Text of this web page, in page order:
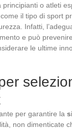
o atleti
il tipo di sport
Infatti,
e può
le ultime
per garantire la
non dimenticate